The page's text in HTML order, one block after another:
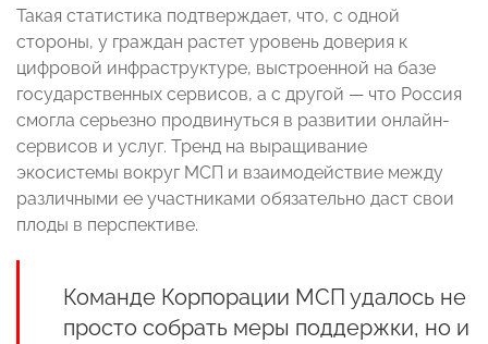
Такая статистика подтверждает, что, с одной
стороны, у граждан растет уровень доверия к
цифровой инфраструктуре, выстроенной на базе
государственных сервисов, а с другой — что Россия
смогла серьезно продвинуться в развитии онлайн-
сервисов и услуг. Тренд на выращивание
экосистемы вокруг МСП и взаимодействие между
различными ее участниками обязательно даст свои
плоды в перспективе.
Команде Корпорации МСП удалось не
просто собрать меры поддержки, но и